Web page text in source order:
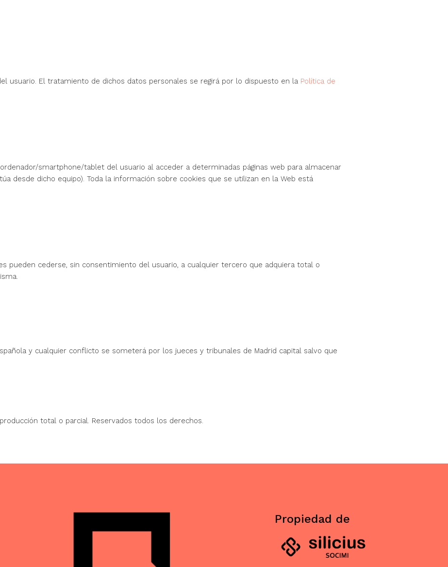
usuario. El tratamiento de dichos datos personales se regirá por lo dispuesto en la Política de
smartphone/tablet del usuario al acceder a determinadas páginas web para almacenar
desde dicho equipo). Toda la información sobre cookies que se utilizan en la Web está
pueden cederse, sin consentimiento del usuario, a cualquier tercero que adquiera total o
y cualquier conflicto se someterá por los jueces y tribunales de Madrid capital salvo que
total o parcial. Reservados todos los derechos.
Propiedad de